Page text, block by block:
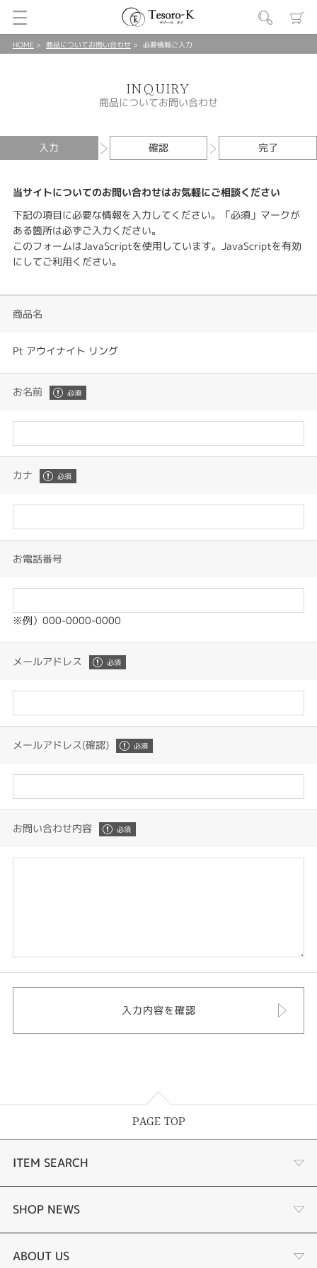
HOME 商品についてお問い合わせ 必要情報ご入力
INQUIRY
商品についてお問い合わせ
入力 確認 完了
当サイトについてのお問い合わせはお気軽にご相談ください
下記の項目に必要な情報を入力してください。「必須」マークが
ある箇所は必ずご入力ください。
このフォームはJavaScriptを使用しています。JavaScriptを有効
にしてご利用ください。
商品名
Pt アウイナイト リング
お名前
カナ
お電話番号
※例）000-0000-0000
メールアドレス
メールアドレス(確認)
お問い合わせ内容
PAGE TOP
ITEM SEARCH
婚約指輪
結婚指輪
SHOP NEWS
ジュエリーリフォーム
ABOUT US